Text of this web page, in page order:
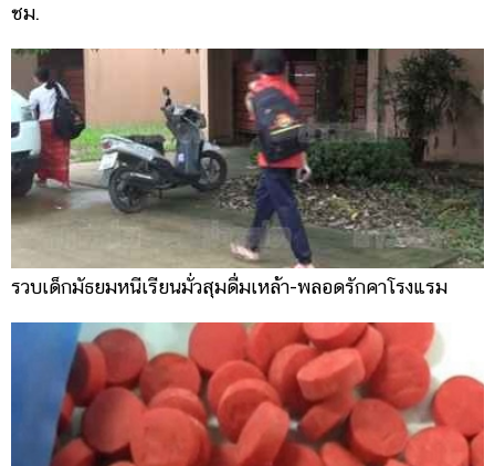
ชม.
รวบเด็กมัธยมหนีเรียนมั่วสุมดื่มเหล้า-พลอดรักคาโรงแรม